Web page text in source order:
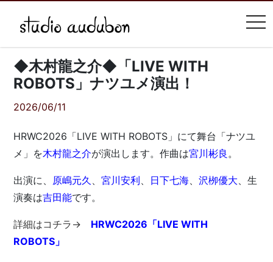
◆木村龍之介◆「LIVE WITH
ROBOTS」ナツユメ演出！
2026/06/11
HRWC2026「LIVE WITH ROBOTS」にて舞台「ナツユ
メ」を木村龍之介が演出します。作曲は宮川彬良 。
出演に、 原嶋元久 、宮川安利、 日下七海、沢栁優大、生
演奏は吉田能です。
詳細はコチラ→ HRWC2026「LIVE WITH
ROBOTS」